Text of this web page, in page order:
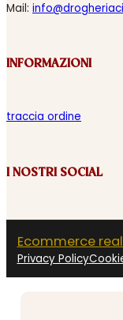
Mail:
INFORMAZIONI
traccia ordine
I NOSTRI SOCIAL
Ecommerce
Privacy Policy